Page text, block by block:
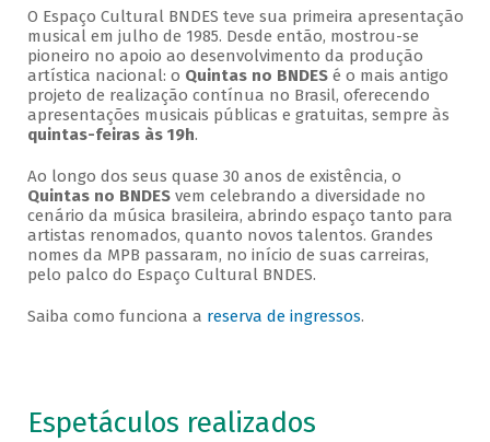
O Espaço Cultural BNDES teve sua primeira apresentação
musical em julho de 1985. Desde então, mostrou-se
pioneiro no apoio ao desenvolvimento da produção
artística nacional: o Quintas no BNDESé o mais antigo
projeto de realização contínua no Brasil, oferecendo
apresentações musicais públicas e gratuitas, sempre às
quintas-feiras às 19h.
Ao longo dos seus quase 30 anos de existência, o
Quintas no BNDESvem celebrando a diversidade no
cenário da música brasileira, abrindo espaço tanto para
artistas renomados, quanto novos talentos. Grandes
nomes da MPB passaram, no início de suas carreiras,
pelo palco do Espaço Cultural BNDES.
Saiba como funciona a reserva de ingressos.
Espetáculos realizados